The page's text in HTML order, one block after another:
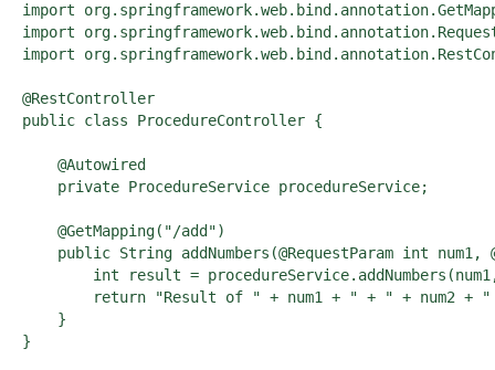
import
import
import
@RestController
public class ProcedureController {
    @Autowired
    private ProcedureService procedureService;
    @GetMapping("/add")
public String addNumbers(@RequestParam int num1,
int result =
return "Result of " + num1 + " + " + num2 +
    }
}